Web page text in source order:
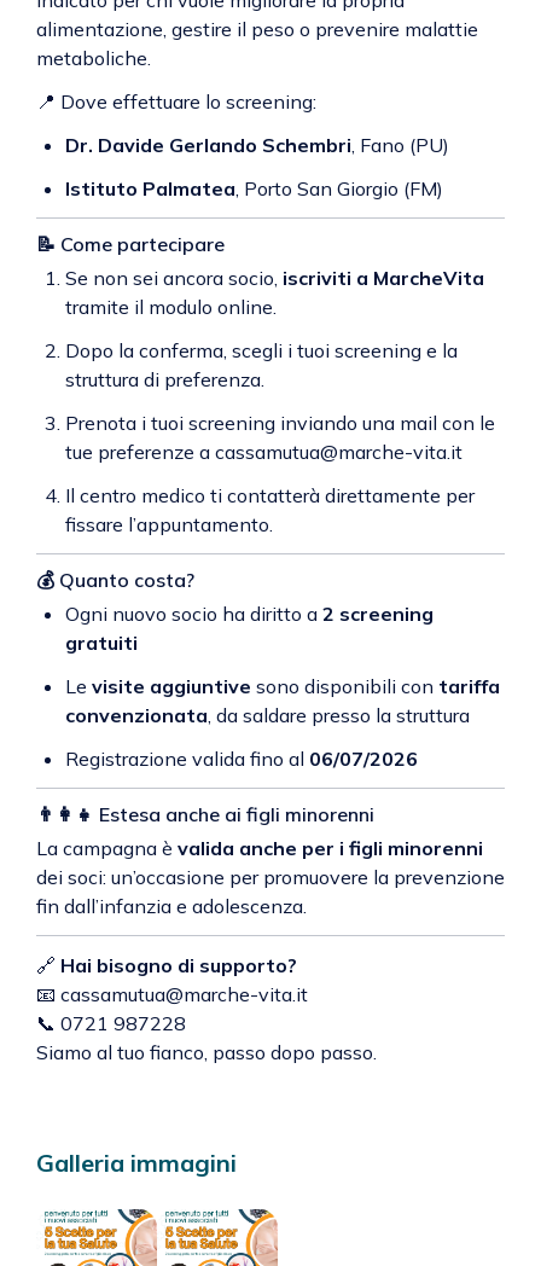
alimentazione, gestire il peso o prevenire malattie
metaboliche.
📍 Dove effettuare lo screening:
Dr. Davide Gerlando Schembri, Fano (PU)
Istituto Palmatea, Porto San Giorgio (FM)
📝 Come partecipare
Se non sei ancora socio, iscriviti a MarcheVita
tramite il modulo online.
Dopo la conferma, scegli i tuoi screening e la
struttura di preferenza.
Prenota i tuoi screening inviando una mail con le
tue preferenze a cassamutua@marche-vita.it
Il centro medico ti contatterà direttamente per
fissare l’appuntamento.
💰 Quanto costa?
Ogni nuovo socio ha diritto a 2 screening
gratuiti
Le visite aggiuntive sono disponibili con tariffa
convenzionata, da saldare presso la struttura
Registrazione valida fino al 06/07/2026
👨‍👩‍👧 Estesa anche ai figli minorenni
La campagna è valida anche per i figli minorenni
dei soci: un’occasione per promuovere la prevenzione
fin dall’infanzia e adolescenza.
🔗 Hai bisogno di supporto?
📧 cassamutua@marche-vita.it
📞 0721 987228
Siamo al tuo fianco, passo dopo passo.
Galleria immagini